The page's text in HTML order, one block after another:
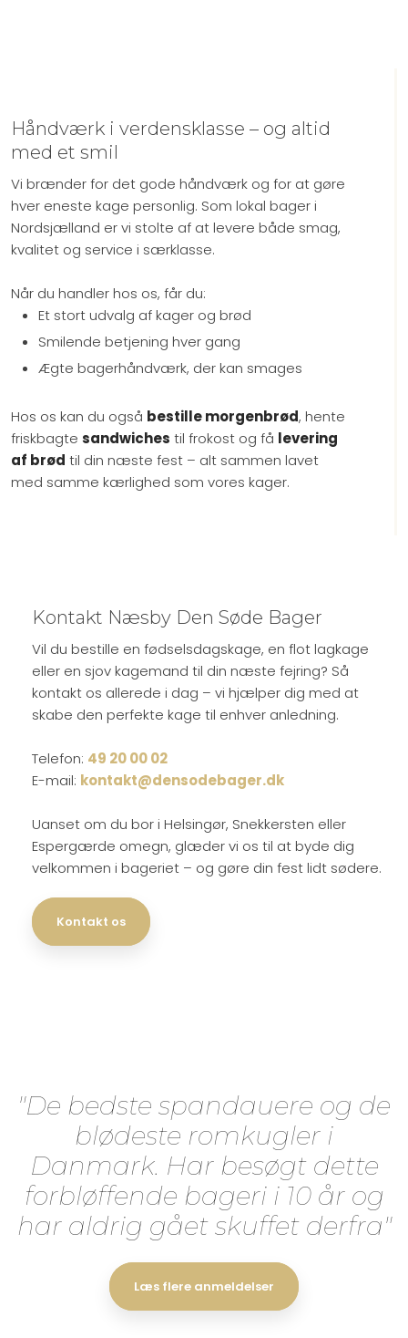
Håndværk i verdensklasse – og altid
med et smil
Vi brænder for det gode håndværk og for at gøre
hver eneste kage personlig. Som lokal bager i
Nordsjælland er vi stolte af at levere både smag,
kvalitet og service i særklasse.
Når du handler hos os, får du:
Et stort udvalg af kager og brød
Smilende betjening hver gang
Ægte bagerhåndværk, der kan smages
Hos os kan du også bestille morgenbrød, hente
friskbagte sandwiches til frokost og få levering
af brød til din næste fest – alt sammen lavet
med samme kærlighed som vores kager.
Kontakt Næsby Den Søde Bager
Vil du bestille en fødselsdagskage, en flot lagkage
eller en sjov kagemand til din næste fejring? Så
kontakt os allerede i dag – vi hjælper dig med at
skabe den perfekte kage til enhver anledning.
Telefon: 49 20 00 02
E-mail: kontakt@densodebager.dk
Uanset om du bor i Helsingør, Snekkersten eller
Espergærde omegn, glæder vi os til at byde dig
velkommen i bageriet – og gøre din fest lidt sødere.
Kontakt os
"De bedste spandauere og de
blødeste romkugler i
Danmark. Har besøgt dette
forbløffende bageri i 10 år og
har aldrig gået skuffet derfra"
Læs flere anmeldelser